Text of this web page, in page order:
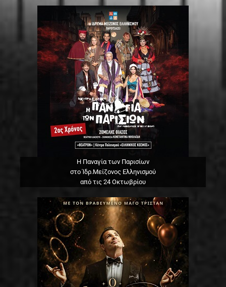
Η Παναγία των Παρισίων
στο Ίδρ.Μείζονος Ελληνισμού
από τις 24 Οκτωβρίου